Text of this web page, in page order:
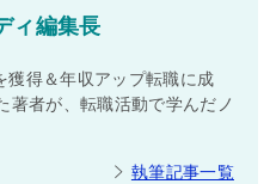
ィ編集長
獲得＆年収アップ転職に成
著者が、転職活動で学んだノ
執筆記事一覧